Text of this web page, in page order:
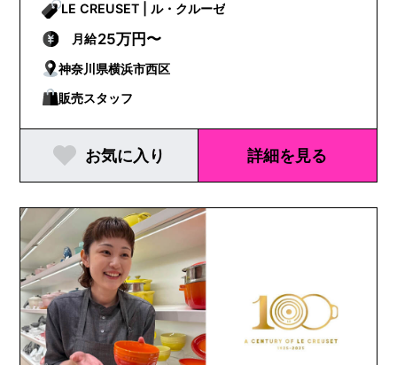
LE CREUSET | ル・クルーゼ
月給25万円〜
神奈川県横浜市西区
販売スタッフ
お気に入り 詳細を見る